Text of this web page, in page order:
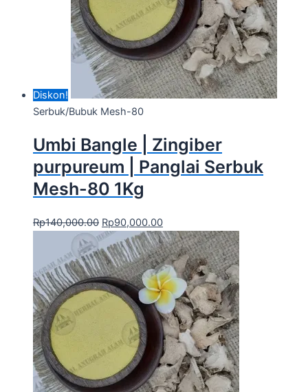
Diskon!
Serbuk/Bubuk Mesh-80
Umbi Bangle | Zingiber
purpureum | Panglai Serbuk
Mesh-80 1Kg
Rp140,000.00 Rp90,000.00